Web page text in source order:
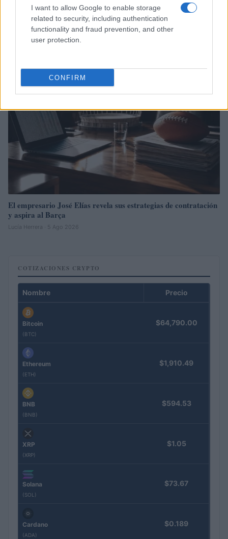
I want to allow Google to enable storage
related to security, including authentication
functionality and fraud prevention, and other
user protection.
CONFIRM
Cómo aplicar un framework minimalista para gestionar
inversiones
Lucía Herrera · 5 Ago 2026
El empresario José Elías revela sus estrategias de contratación
y aspira al Barça
Lucía Herrera · 5 Ago 2026
COTIZACIONES CRYPTO
Nombre Precio
Bitcoin
(BTC)
$64,790.00
Ethereum
(ETH)
$1,910.49
BNB
(BNB)
$594.53
XRP
(XRP)
$1.05
Solana
(SOL)
$73.67
Cardano
(ADA)
$0.189